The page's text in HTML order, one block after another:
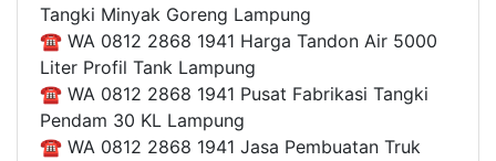
Tangki Minyak Goreng Lampung
☎ WA 0812 2868 1941 Harga Tandon Air 5000
Liter Profil Tank Lampung
☎ WA 0812 2868 1941 Pusat Fabrikasi Tangki
Pendam 30 KL Lampung
☎ WA 0812 2868 1941 Jasa Pembuatan Truk